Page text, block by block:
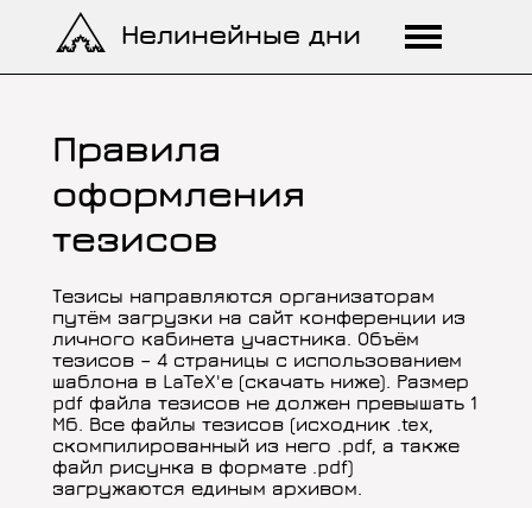
Перейти
основному
содержанию
Нелинейные дни
Правила
оформления
тезисов
Тезисы направляются организаторам
путём загрузки на сайт конференции из
личного кабинета участника. Объём
тезисов – 4 страницы с использованием
шаблона в LaTeX'е (скачать ниже). Размер
pdf файла тезисов не должен превышать 1
Мб. Все файлы тезисов (исходник .tex,
скомпилированный из него .pdf, а также
файл рисунка в формате .pdf)
загружаются единым архивом.